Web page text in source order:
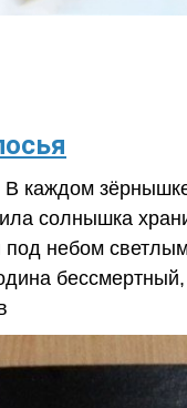
В каждом
солнышка
под небом